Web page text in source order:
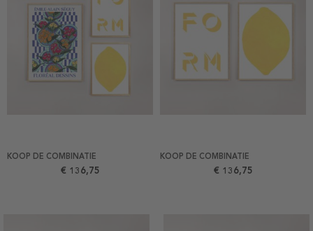
KOOP DE COMBINATIE
€ 136,75
KOOP DE COMBINATIE
€ 136,75